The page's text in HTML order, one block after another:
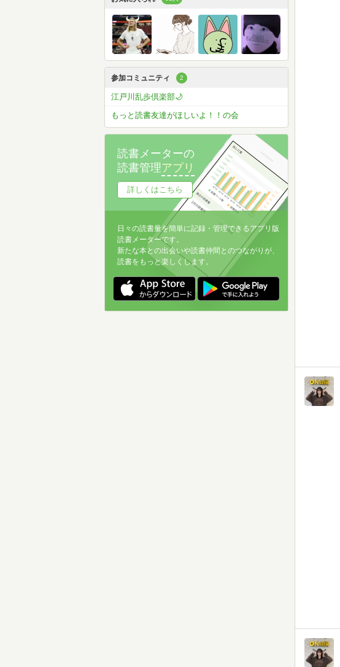
参加コミュニティ 2
江戸川乱歩倶楽部🌙
もっと読書友達がほしいよ！！の会
読書メーターの
読書管理アプリ
詳しくはこちら
日々の読書量を簡単に記録・管理できるアプリ版
読書メーターです。
新たな本との出会いや読書仲間とのつながりが、
読書をもっと楽しくします。